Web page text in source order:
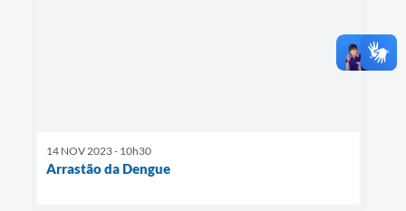
14 NOV 2023 - 10h30
Arrastão da Dengue